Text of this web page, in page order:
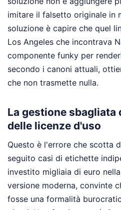
imitare il falsetto originale in
soluzione è capire che quel
Los Angeles che incontrava
componente funky per
secondo i canoni attuali,
che non trasmette nulla.
La gestione sbagliata
delle licenze d'uso
Questo è l'errore che scotta
seguito casi di etichette
investito migliaia di euro
versione moderna, convinte
fosse una formalità